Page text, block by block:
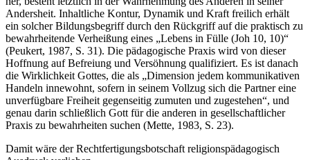
Andersheit. Inhaltliche Kontur, Dynamik und Kraft freilich erhält
ein solcher Bildungsbegriff durch den Rückgriff auf die praktisch zu
bewahrheitende Verheißung eines „Lebens in Fülle (Joh 10, 10)“
(Peukert, 1987, S. 31). Die pädagogische Praxis wird von dieser
Hoffnung auf Befreiung und Versöhnung qualifiziert. Es ist danach
die Wirklichkeit Gottes, die als „Dimension jedem kommunikativen
Handeln innewohnt, sofern in seinem Vollzug sich die Partner eine
unverfügbare Freiheit gegenseitig zumuten und zugestehen“, und
genau darin schließlich Gott für die anderen in gesellschaftlicher
Praxis zu bewahrheiten suchen (Mette, 1983, S. 23).
Damit wäre der Rechtfertigungsbotschaft religionspädagogisch